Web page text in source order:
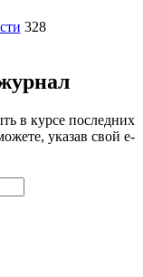
328
в курсе последних
указав свой e-